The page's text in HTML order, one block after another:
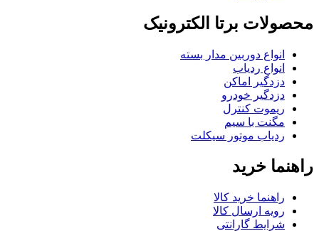
محصولات برتا الکترونیک
انواع دوربین مدار بسته
انواع ردیاب
دزدگیر اماکن
دزدگیر خودرو
ریموت کنترل
مگنت با سیم
ردیاب موتور سیکلت
راهنما خرید
راهنما خرید کالا
رویه ارسال کالا
شرایط گارانتی